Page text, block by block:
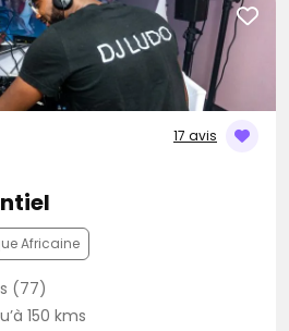
17 avis
Africaine
(77)
150 kms